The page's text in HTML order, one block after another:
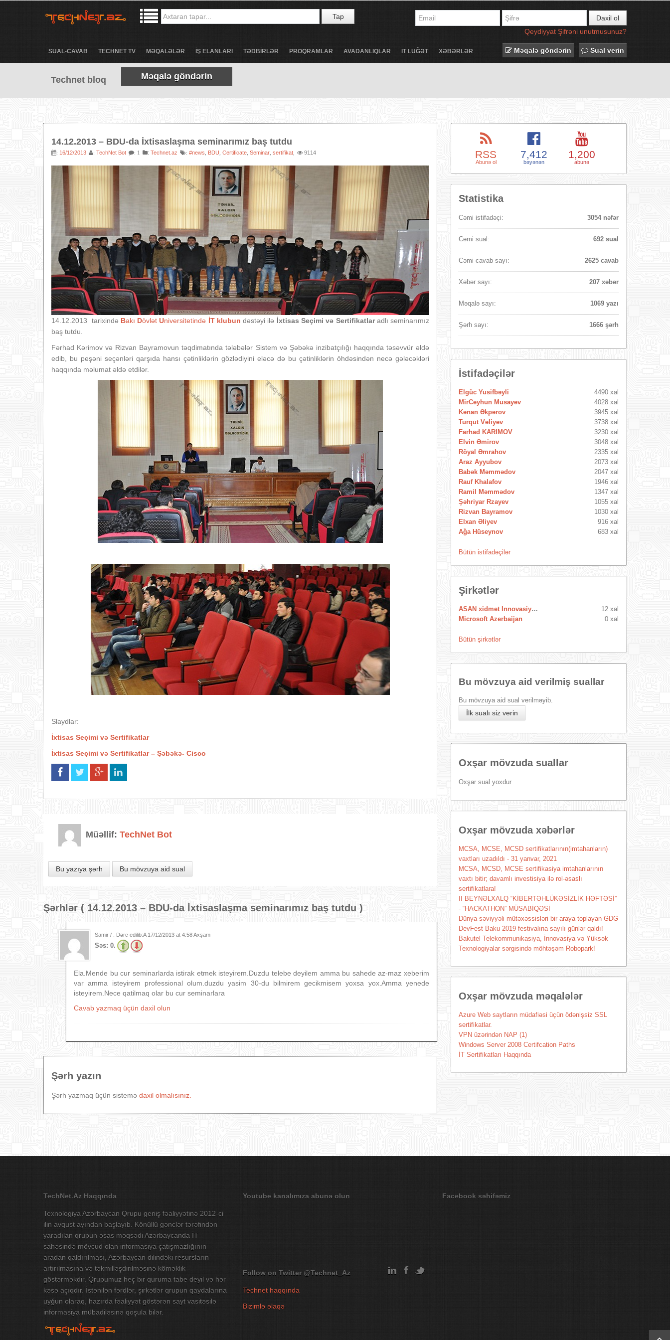
Tap
Daxil ol
Qeydiyyat Şifrəni unutmusunuz?
SUAL-CAVAB TECHNET TV MƏQALƏLƏR İŞ ELANLARI TƏDBİRLƏR PROQRAMLAR AVADANLIQLAR IT LÜĞƏT XƏBƏRLƏR Məqalə göndərin Sual verin
Technet bloq Məqalə göndərin
14.12.2013 – BDU-da İxtisaslaşma seminarımız baş tutdu
: 16/12/2013 : TechNet Bot : 1 : Technet.az : #news BDU Certificate Seminar sertifikat 9114
14.12.2013 tarixində Bakı DövlətUniversitetində İT klubun dəstəyi ilə İxtisas Seçimi və Sertifikatlaradlı seminarımız
baş tutdu.
Fərhad Kərimov və Rizvan Bayramovun təqdimatında tələbələr Sistem və Şəbəkə inzibatçılığı haqqında təsəvvür əldə
edib, bu peşəni seçənləri qarşıda hansı çətinliklərin gözlədiyini eləcə də bu çətinliklərin öhdəsindən necə gələcəkləri
haqqında məlumat əldə etdilər.
Slaydlar:
İxtisas Seçimi və Sertifikatlar
İxtisas Seçimi və Sertifikatlar – Şəbəkə- Cisco
Müəllif: TechNet Bot
Bu yazıya şərh Bu mövzuya aid sual
Şərhlər ( 14.12.2013 – BDU-da İxtisaslaşma seminarımız baş tutdu )
Samir / . Dərc edilib:A 17/12/2013 at 4:58 Axşam
Səs: 0.
Ela.Mende bu cur seminarlarda istirak etmek isteyirem.Duzdu telebe deyilem amma bu sahede az-maz xeberim
var amma isteyirem professional olum.duzdu yasim 30-du bilmirem gecikmisem yoxsa yox.Amma yenede
isteyirem.Nece qatilmaq olar bu cur seminarlara
Cavab yazmaq üçün daxil olun
Şərh yazın
Şərh yazmaq üçün sistemə daxil olmalısınız.
RSS
Abunə ol
7,412
bəyənən
1,200
abunə
Statistika
Cəmi istifadəçi: 3054 nəfər
Cəmi sual: 692 sual
Cəmi cavab sayı: 2625 cavab
Xəbər sayı: 207 xəbər
Məqalə sayı: 1069 yazı
Şərh sayı: 1666 şərh
İstifadəçilər
Elgüc Yusifbəyli
4490 xal
MirCeyhun Musayev
4028 xal
Kənan Əkpərov
3945 xal
Turqut Vəliyev
3738 xal
Farhad KARIMOV
3230 xal
Elvin Əmirov
3048 xal
Röyal Əmrahov
2335 xal
Araz Ayyubov
2073 xal
Babək Məmmədov
2047 xal
Rauf Khalafov
1946 xal
Ramil Məmmədov
1347 xal
Şəhriyar Rzayev
1055 xal
Rizvan Bayramov
1030 xal
Elxan Əliyev
916 xal
Ağa Hüseynov
683 xal
Bütün istifadəçilər
Şirkətlər
ASAN xidmet Innovasiya Mərkəzi
12 xal
Microsoft Azerbaijan
0 xal
Bütün şirkətlər
Bu mövzuya aid verilmiş suallar
Bu mövzuya aid sual verilməyib.
İlk sualı siz verin
Oxşar mövzuda suallar
Oxşar sual yoxdur
Oxşar mövzuda xəbərlər
MCSA, MCSE, MCSD sertifikatlarının(imtahanların)
vaxtları uzadıldı - 31 yanvar, 2021
MCSA, MCSD, MCSE sertifikasiya imtahanlarının
vaxtı bitir; davamlı investisiya ilə rol-əsaslı
sertifikatlara!
II BEYNƏLXALQ “KİBERTƏHLÜKƏSİZLİK HƏFTƏSİ”
- “HACKATHON” MÜSABİQƏSİ
Dünya səviyyəli mütəxəssisləri bir araya toplayan GDG
DevFest Baku 2019 festivalına sayılı günlər qaldı!
Bakutel Telekommunikasiya, İnnovasiya və Yüksək
Texnologiyalar sərgisində möhtəşəm Robopark!
Oxşar mövzuda məqalələr
Azure Web saytların müdafiəsi üçün ödənişsiz SSL
sertifikatlar.
VPN üzərindən NAP (1)
Windows Server 2008 Certifcation Paths
İT Sertifikatları Haqqında
TechNet.Az Haqqında
Texnologiya Azərbaycan Qrupu geniş fəaliyyətinə 2012-ci
ilin avqust ayından başlayıb. Könüllü gənclər tərəfindən
yaradılan qrupun əsas məqsədi Azərbaycanda İT
sahəsində mövcud olan informasiya çatışmazlığının
aradan qaldırılması, Azərbaycan dilindəki resursların
artırılmasına və təkmilləşdirilməsinə köməklik
göstərməkdir. Qrupumuz heç bir quruma tabe deyil və hər
kəsə açıqdır. İstənilən fərdlər, şirkətlər qrupun qaydalarına
uyğun olaraq, hazırda fəaliyyət göstərən sayt vasitəsilə
informasiya mübadiləsinə qoşula bilər.
Youtube kanalımıza abunə olun
Follow on Twitter @Technet_Az
Technet haqqında
Bizimlə əlaqə
Facebook səhifəmiz